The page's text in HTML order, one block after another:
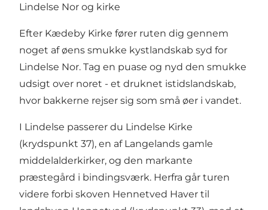
Lindelse Nor og kirke
Efter Kædeby Kirke fører ruten dig gennem
noget af øens smukke kystlandskab syd for
Lindelse Nor. Tag en puase og nyd den smukke
udsigt over noret - et druknet istidslandskab,
hvor bakkerne rejser sig som små øer i vandet.
I Lindelse passerer du Lindelse Kirke
(krydspunkt 37), en af Langelands gamle
middelalderkirker, og den markante
præstegård i bindingsværk. Herfra går turen
videre forbi skoven Hennetved Haver til